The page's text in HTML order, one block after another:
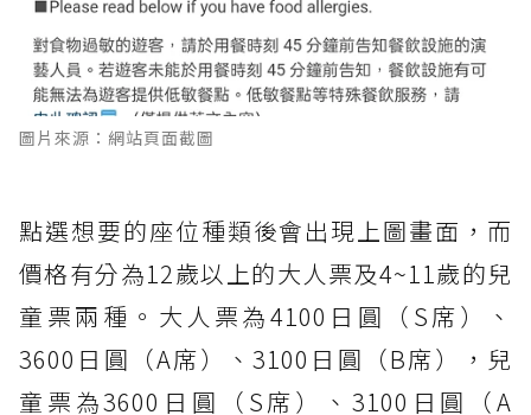
圖片來源：網站頁面截圖
點選想要的座位種類後會出現上圖畫面，而
價格有分為12歲以上的大人票及4~11歲的兒
童票兩種。大人票為4100日圓（S席）、
3600日圓（A席）、3100日圓（B席），兒
童票為3600日圓（S席）、3100日圓（A